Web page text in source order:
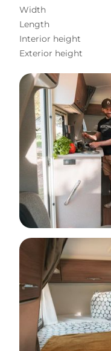
Width
Length
Interior height
Exterior height